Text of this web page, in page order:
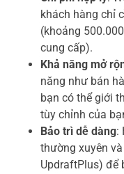
khách hàng chỉ
(khoảng
cung cấp).
Khả năng mở
năng như bán
bạn có thể giới
tùy chỉnh của
Bảo trì dễ dàng:
thường xuyên
UpdraftPlus) để